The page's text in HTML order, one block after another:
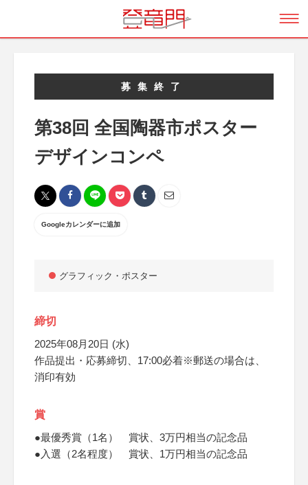
募集終了
第38回 全国陶器市ポスター
デザインコンペ
Googleカレンダーに追加
グラフィック・ポスター
締切
2025年08月20日 (水)
作品提出・応募締切、17:00必着※郵送の場合は、
消印有効
賞
●最優秀賞（1名） 賞状、3万円相当の記念品
●入選（2名程度） 賞状、1万円相当の記念品